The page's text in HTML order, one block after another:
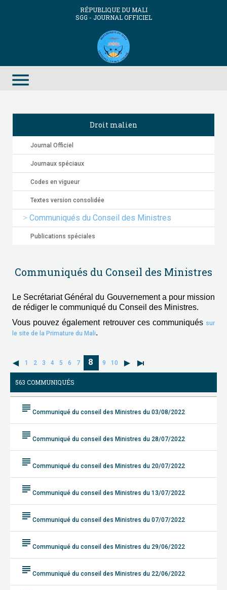
RÉPUBLIQUE DU MALI
SGG - JOURNAL OFFICIEL
menu
Droit malien
Journal Officiel
Journaux spéciaux
Codes en vigueur
Textes version consolidée
Communiqués du Conseil des Ministres
Publications spéciales
Communiqués du Conseil des Ministres
Le Secrétariat Général du Gouvernement a pour mission
de rédiger le communiqué du Conseil des Ministres.
Vous pouvez également retrouver ces communiqués sur
le site de la Primature du Mali.
1 2 3 4 5 6 7 8 9 10
563 COMMUNIQUÉS
subject Communiqué du conseil des Ministres du 03/08/2022
subject Communiqué du conseil des Ministres du 28/07/2022
subject Communiqué du conseil des Ministres du 20/07/2022
subject Communiqué du conseil des Ministres du 13/07/2022
subject Communiqué du conseil des Ministres du 07/07/2022
subject Communiqué du conseil des Ministres du 29/06/2022
subject Communiqué du conseil des Ministres du 22/06/2022